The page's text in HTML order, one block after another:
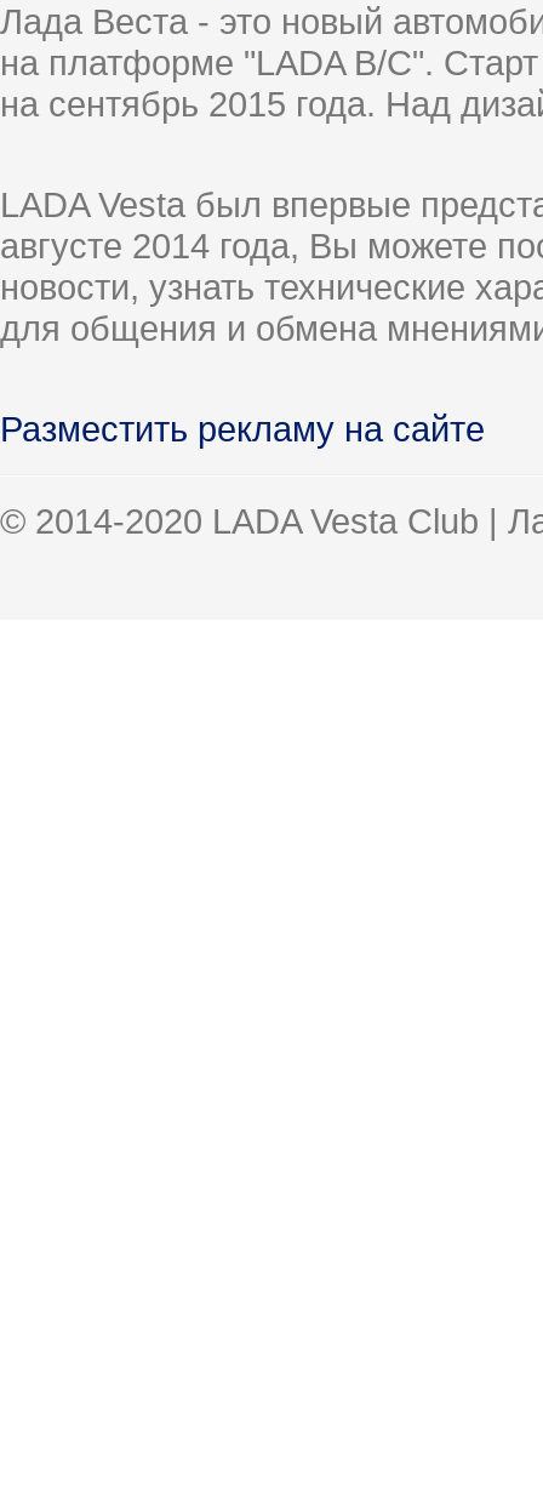
Лада Веста - это новый
на платформе "LADA B/C".
на сентябрь 2015 года. Над
LADA Vesta был впервые
августе 2014 года, Вы можете
новости, узнать технические
для общения и обмена
Разместить рекламу на сайте
© 2014-2020 LADA Vesta Club |